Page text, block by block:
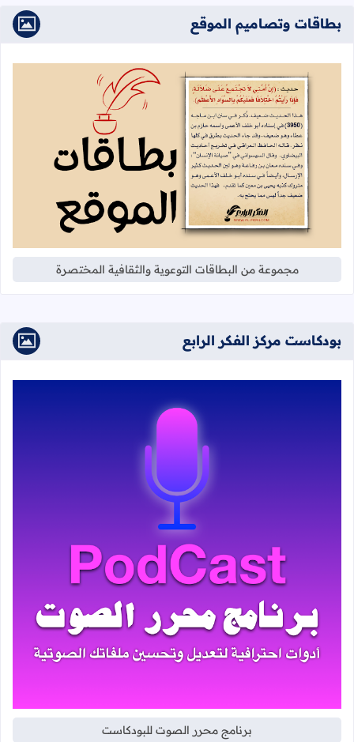
بطاقات وتصاميم الموقع
مجموعة من البطاقات التوعوية والثقافية المختصرة
بودكاست مركز الفكر الرابع
برنامج محرر الصوت للبودكاست